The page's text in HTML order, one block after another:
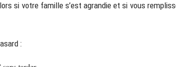
si votre famille s’est agrandie et si vous
: